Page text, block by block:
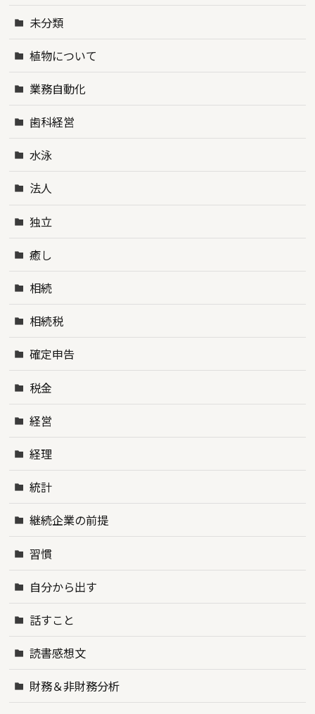
未分類
植物について
業務自動化
歯科経営
水泳
法人
独立
癒し
相続
相続税
確定申告
税金
経営
経理
統計
継続企業の前提
習慣
自分から出す
話すこと
読書感想文
財務＆非財務分析